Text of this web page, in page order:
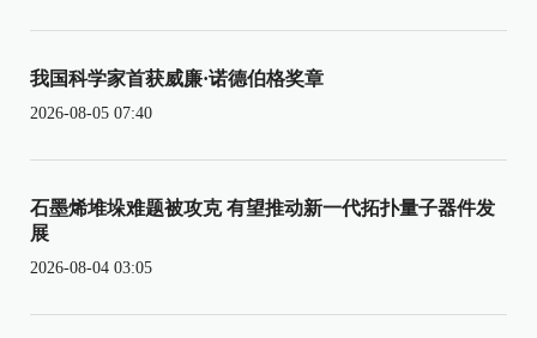
我国科学家首获威廉·诺德伯格奖章
2026-08-05 07:40
石墨烯堆垛难题被攻克 有望推动新一代拓扑量子器件发
展
2026-08-04 03:05